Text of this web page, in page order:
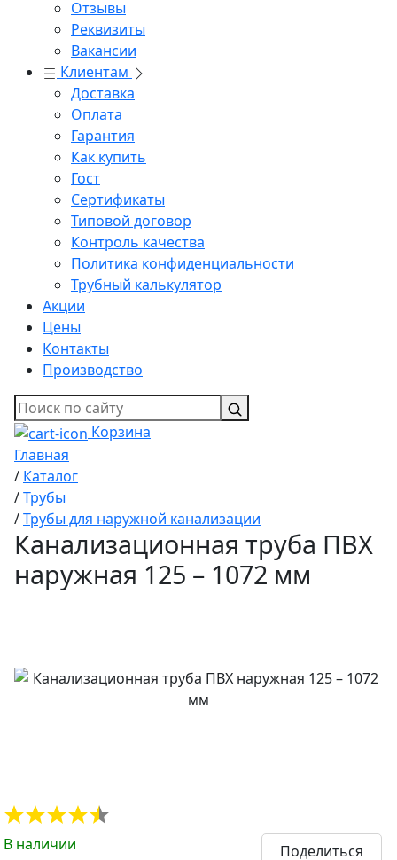
Отзывы
Реквизиты
Вакансии
Клиентам
Доставка
Оплата
Гарантия
Как купить
Гост
Сертификаты
Типовой договор
Контроль качества
Политика конфиденциальности
Трубный калькулятор
Акции
Цены
Контакты
Производство
Корзина
Главная
/ Каталог
/Трубы
/Трубы для наружной канализации
Канализационная труба ПВХ
наружная 125 – 1072 мм
В наличии Поделиться